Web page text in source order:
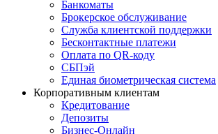
Банкоматы
Брокерское обслуживание
Служба клиентской поддержки
Бесконтактные платежи
Оплата по QR-коду
СБПэй
Единая биометрическая система
Корпоративным клиентам
Кредитование
Депозиты
Бизнес-Онлайн